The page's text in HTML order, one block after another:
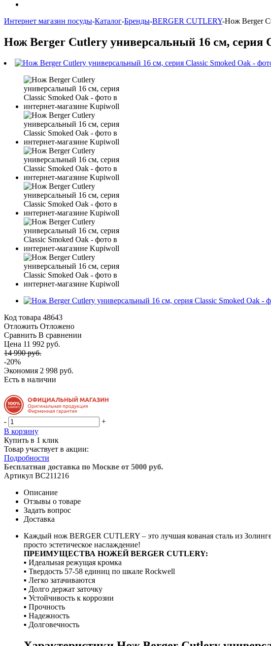
Интернет магазин посуды-Каталог-Бренды-BERGER CUTLERY-Нож Berger
Нож Berger Cutlery универсальный 16 см, серия
Код товара 48643
Отложить Отложено
Сравнить В сравнении
Цена 11 992 руб.
14 990 руб.
-20%
Экономия 2 998 руб.
Есть в наличии
-
+
В корзину
Купить в 1 клик
Товар участвует в акции:
Подробности
Бесплатная доставка по Москве от 5000 руб.
Артикул BC211216
Описание
Отзывы о товаре
Задать вопрос
Доставка
Каждый нож BERGER CUTLERY – это лучшая кованая сталь из
просто эстетическое наслаждение!
ПРЕИМУЩЕСТВА НОЖЕЙ BERGER CUTLERY:
▪ Идеальная режущая кромка
▪ Твердость 57-58 единиц по шкале Rockwell
▪ Легко затачиваются
▪ Долго держат заточку
▪ Устойчивость к коррозии
▪ Прочность
▪ Надежность
▪ Долговечность